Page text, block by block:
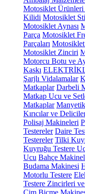
Motosiklet Ürünleri
Kilidi Motosiklet
Motosiklet Aynası
Parça Motosiklet
Parçaları
Motosiklet Zinciri
Motorcu Botu ve
Kaskı
Şarjlı Vidalamalar
Matkaplar Darbeli
Matkap Ucu ve
Matkaplar
Kırıcılar ve
Polisaj Makineleri
Testereler Daire
Testereler Tilki
Kuyruğu Testere
Ucu Bahçe
Budama Makinesi
Motorlu Testere
Testere Zincirleri ve
Çim Biçme